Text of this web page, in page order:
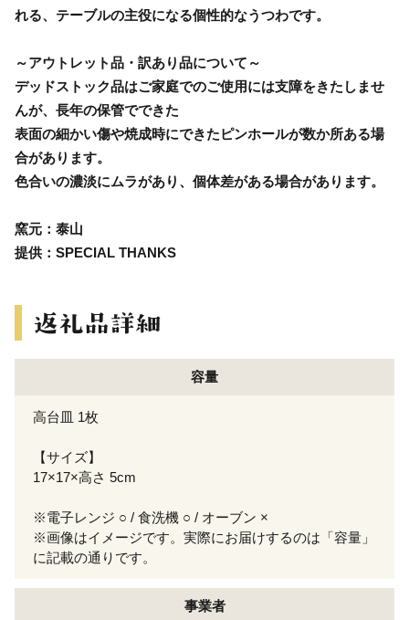
れる、テーブルの主役になる個性的なうつわです。
～アウトレット品・訳あり品について～
デッドストック品はご家庭でのご使用には支障をきたしませ
んが、長年の保管でできた
表面の細かい傷や焼成時にできたピンホールが数か所ある場
合があります。
色合いの濃淡にムラがあり、個体差がある場合があります。
窯元：泰山
提供：SPECIAL THANKS
容量
高台皿 1枚
【サイズ】
17×17×高さ 5cm
※電子レンジ ○ / 食洗機 ○ / オーブン ×
※画像はイメージです。実際にお届けするのは「容量」
に記載の通りです。
事業者